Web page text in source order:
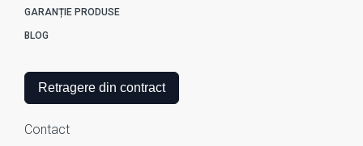
GARANȚIE PRODUSE
BLOG
Retragere din contract
Contact